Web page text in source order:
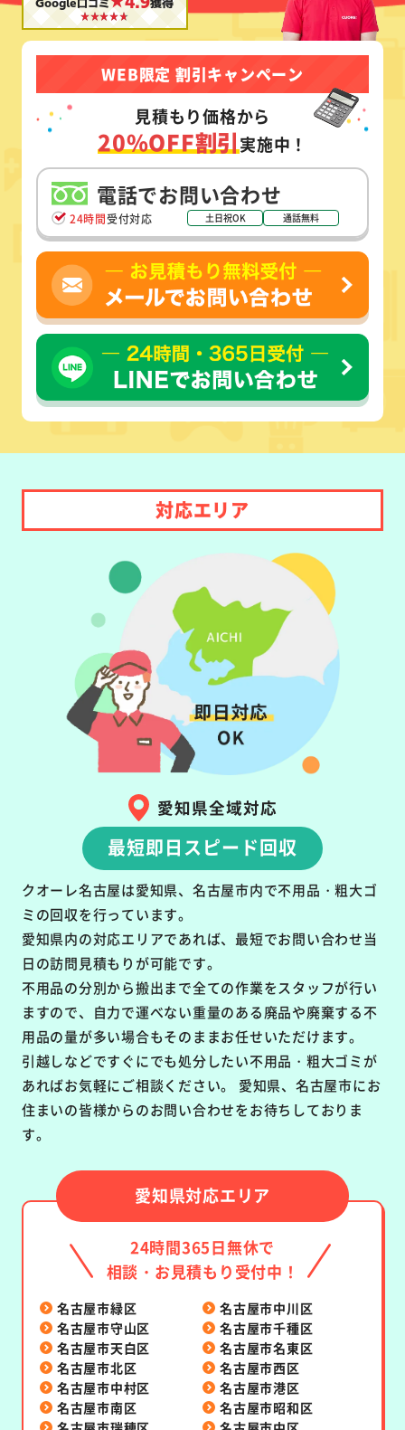
Google口コミ 獲得
WEB限定 割引キャンペーン
見積もり価格から
20%OFF割引実施中！
電話でお問い合わせ
24時間受付対応 土日祝OK 通話無料
対応エリア
愛知県全域対応
最短即日スピード回収
クオーレ名古屋は愛知県、名古屋市内で不用品・粗大ゴ
ミの回収を行っています。
愛知県内の対応エリアであれば、最短でお問い合わせ当
日の訪問見積もりが可能です。
不用品の分別から搬出まで全ての作業をスタッフが行い
ますので、自力で運べない重量のある廃品や廃棄する不
用品の量が多い場合もそのままお任せいただけます。
引越しなどですぐにでも処分したい不用品・粗大ゴミが
あればお気軽にご相談ください。 愛知県、名古屋市にお
住まいの皆様からのお問い合わせをお待ちしておりま
す。
愛知県対応エリア
24時間365日無休で
相談・お見積もり受付中！
名古屋市緑区
名古屋市中川区
名古屋市守山区
名古屋市千種区
名古屋市天白区
名古屋市名東区
名古屋市北区
名古屋市西区
名古屋市中村区
名古屋市港区
名古屋市南区
名古屋市昭和区